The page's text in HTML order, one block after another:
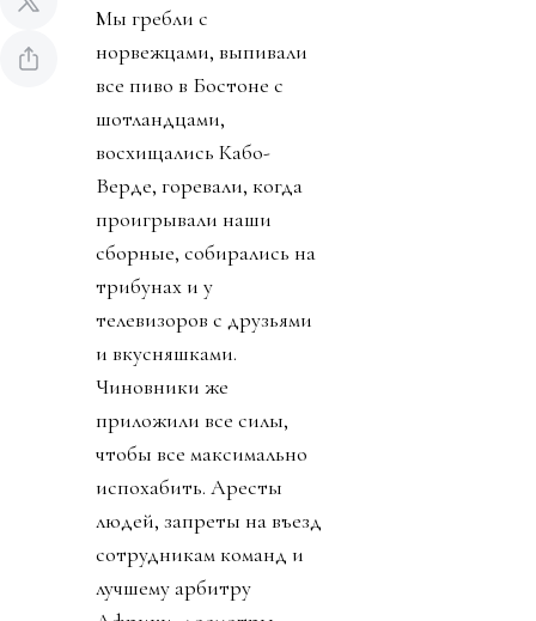
Мы гребли с
норвежцами, выпивали
все пиво в Бостоне с
шотландцами,
восхищались Кабо-
Верде, горевали, когда
проигрывали наши
сборные, собирались на
трибунах и у
телевизоров с друзьями
и вкусняшками.
Чиновники же
приложили все силы,
чтобы все максимально
испохабить. Аресты
людей, запреты на въезд
сотрудникам команд и
лучшему арбитру